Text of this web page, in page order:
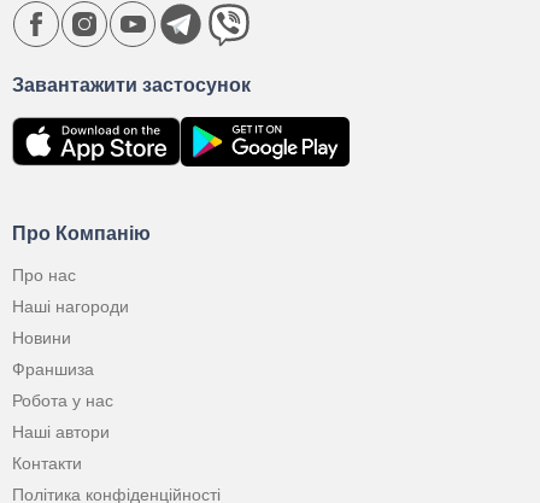
Про Компанію
Про нас
Наші нагороди
Новини
Франшиза
Робота у нас
Наші автори
Контакти
Політика конфіденційності
Завантажити застосунок